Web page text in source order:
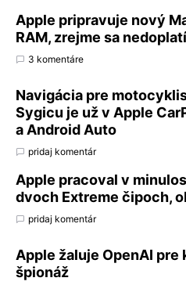
Apple pripravuje nový
RAM, zrejme sa
3 komentáre
Navigácia pre
Sygicu je už v Apple
a Android Auto
pridaj komentár
Apple pracoval v
dvoch Extreme čipoch,
pridaj komentár
Apple žaluje OpenAI pre
špionáž